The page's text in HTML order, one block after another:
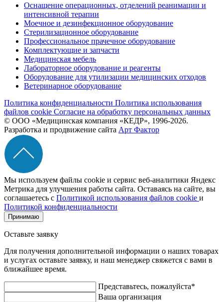
Оснащение операционных, отделений реанимации и
интенсивной терапии
Моечное и дезинфекционное оборудование
Стерилизационное оборудование
Профессиональное прачечное оборудование
Комплектующие и запчасти
Медицинская мебель
Лабораторное оборудование и реагенты
Оборудование для утилизации медицинских отходов
Ветеринарное оборудование
Политика конфиденциальности Политика использования
файлов cookie Согласие на обработку персональных данных
© ООО «Медицинская компания «КЕДР», 1996-2026.
Разработка и продвижение сайта Арт Фактор
Мы используем файлы cookie и сервис веб-аналитики Яндекс
Метрика для улучшения работы сайта. Оставаясь на сайте, вы
соглашаетесь с Политикой использования файлов cookie и
Политикой конфиденциальности
Принимаю
Оставьте заявку
Для получения дополнительной информации о наших товарах
и услугах оставьте заявку, и наш менеджер свяжется с вами в
ближайшее время.
Представьтесь, пожалуйста*
Ваша организация